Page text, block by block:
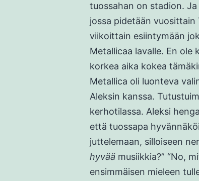
tuossahan on stadion.
jossa pidetään
viikoittain esiintymään
Metallicaa lavalle. En ole
korkea aika kokea
Metallica oli luonteva
Aleksin kanssa.
kerhotilassa. Aleksi
että tuossapa
juttelemaan, silloiseen
hyvää musiikkia?” “No,
ensimmäisen mieleen